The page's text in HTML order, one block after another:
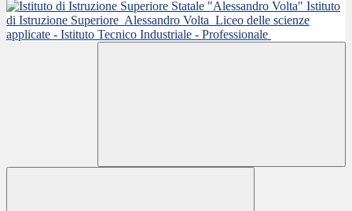
Istituto
di Istruzione Superiore Alessandro Volta Liceo delle scienze
applicate - Istituto Tecnico Industriale - Professionale